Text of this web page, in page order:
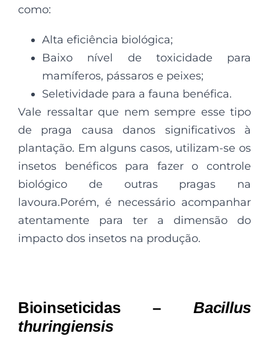
como:
Alta eficiência biológica;
Baixo nível de toxicidade para
mamíferos, pássaros e peixes;
Seletividade para a fauna benéfica.
Vale ressaltar que nem sempre esse tipo
de praga causa danos significativos à
plantação. Em alguns casos, utilizam-se os
insetos benéficos para fazer o controle
biológico de outras pragas na
lavoura.Porém, é necessário acompanhar
atentamente para ter a dimensão do
impacto dos insetos na produção.
Bioinseticidas –Bacillus
thuringiensis